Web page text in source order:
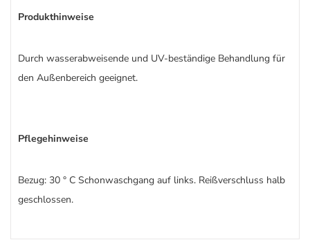
Produkthinweise
Durch wasserabweisende und UV-beständige Behandlung für
den Außenbereich geeignet.
Pflegehinweise
Bezug: 30 ° C Schonwaschgang auf links. Reißverschluss halb
geschlossen.